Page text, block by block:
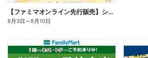
【ファミマオンライン先行販売】シルバニアファミリー
8月3日 ～8月10日